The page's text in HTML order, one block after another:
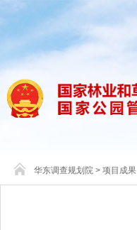
华东调查规划院 > 项目成果